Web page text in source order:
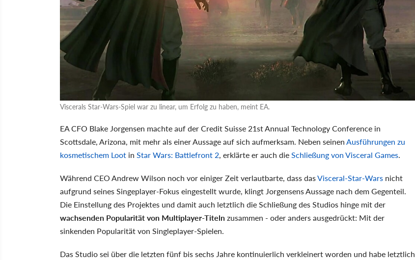
Viscerals Star-Wars-Spiel war zu linear, um Erfolg zu haben, meint EA.
EA CFO Blake Jorgensen machte auf der Credit Suisse 21st Annual Technology Conference in
Scottsdale, Arizona, mit mehr als einer Aussage auf sich aufmerksam. Neben seinenAusführungen zu
kosmetischem Loot in Star Wars: Battlefront 2, erklärte er auch dieSchließung von Visceral Games.
Während CEO Andrew Wilson noch vor einiger Zeit verlautbarte, dass dasVisceral-Star-Wars nicht
aufgrund seines Singeplayer-Fokus eingestellt wurde, klingt Jorgensens Aussage nach dem Gegenteil.
Die Einstellung des Projektes und damit auch letztlich die Schließung des Studios hinge mit der
wachsenden Popularität von Multiplayer-Titelnzusammen - oder anders ausgedrückt: Mit der
sinkenden Popularität von Singleplayer-Spielen.
Das Studio sei über die letzten fünf bis sechs Jahre kontinuierlich verkleinert worden und habe letztlich